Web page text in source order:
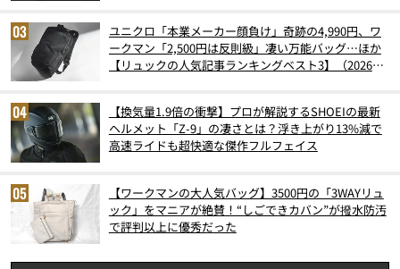
ユニクロ「本業メーカー顔負け」奇跡の4,990円、ワ
ークマン「2,500円は反則級」凄い万能バッグ…ほか
【リュックの人気記事ランキングベスト3】（2026年
【換気量1.9倍の衝撃】プロが解説するSHOEIの最新
ヘルメット「Z-9」の凄さとは？浮き上がり13%減で
高速ライドも超快適な傑作フルフェイス
【ワークマンの大人気バッグ】3500円の「3WAYリュ
ック」をマニアが絶賛！“しごできカバン”が撥水防汚
で評判以上に優秀だった